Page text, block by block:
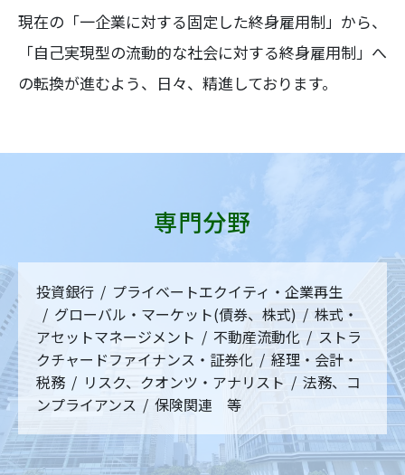
現在の「一企業に対する固定した終身雇用制」から、
「自己実現型の流動的な社会に対する終身雇用制」へ
の転換が進むよう、日々、精進しております。
専門分野
投資銀行
プライベートエクイティ・企業再生
グローバル・マーケット(債券、株式)
株式・
アセットマネージメント
不動産流動化
ストラ
クチャードファイナンス・証券化
経理・会計・
税務
リスク、クオンツ・アナリスト
法務、コ
ンプライアンス
保険関連 等